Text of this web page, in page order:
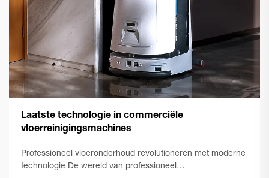
Laatste technologie in commerciële
vloerreinigingsmachines
Professioneel vloeronderhoud revolutioneren met moderne
technologie De wereld van professioneel